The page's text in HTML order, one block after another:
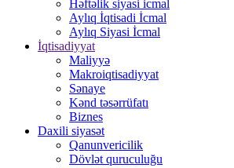
Həftəlik siyasi icmal
Aylıq İqtisadi İcmal
Aylıq Siyasi İcmal
İqtisadiyyat
Maliyyə
Makroiqtisadiyyat
Sənaye
Kənd təsərrüfatı
Biznes
Daxili siyasət
Qanunvericilik
Dövlət quruculuğu